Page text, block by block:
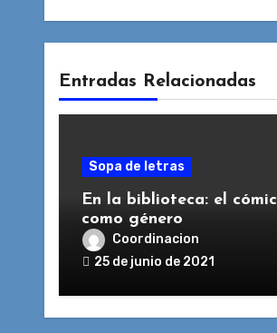
Entradas Relacionadas
Sopa de letras
En la biblioteca: el cómic
como género
Coordinacion
25 de junio de 2021